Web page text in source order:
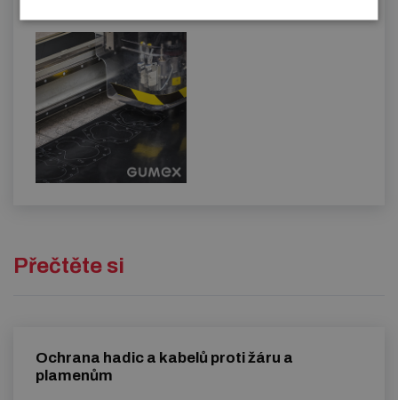
Přečtěte si
Ochrana hadic a kabelů proti žáru a
plamenům